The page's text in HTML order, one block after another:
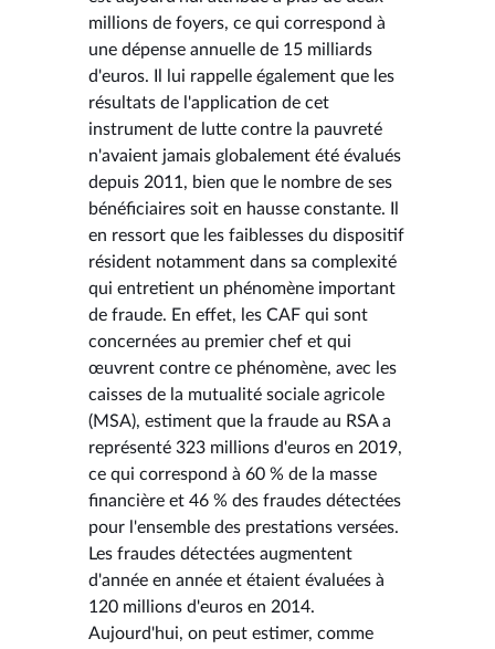
millions de foyers, ce qui correspond à
une dépense annuelle de 15 milliards
d'euros. Il lui rappelle également que les
résultats de l'application de cet
instrument de lutte contre la pauvreté
n'avaient jamais globalement été évalués
depuis 2011, bien que le nombre de ses
bénéficiaires soit en hausse constante. Il
en ressort que les faiblesses du dispositif
résident notamment dans sa complexité
qui entretient un phénomène important
de fraude. En effet, les CAF qui sont
concernées au premier chef et qui
œuvrent contre ce phénomène, avec les
caisses de la mutualité sociale agricole
(MSA), estiment que la fraude au RSA a
représenté 323 millions d'euros en 2019,
ce qui correspond à 60 % de la masse
financière et 46 % des fraudes détectées
pour l'ensemble des prestations versées.
Les fraudes détectées augmentent
d'année en année et étaient évaluées à
120 millions d'euros en 2014.
Aujourd'hui, on peut estimer, comme